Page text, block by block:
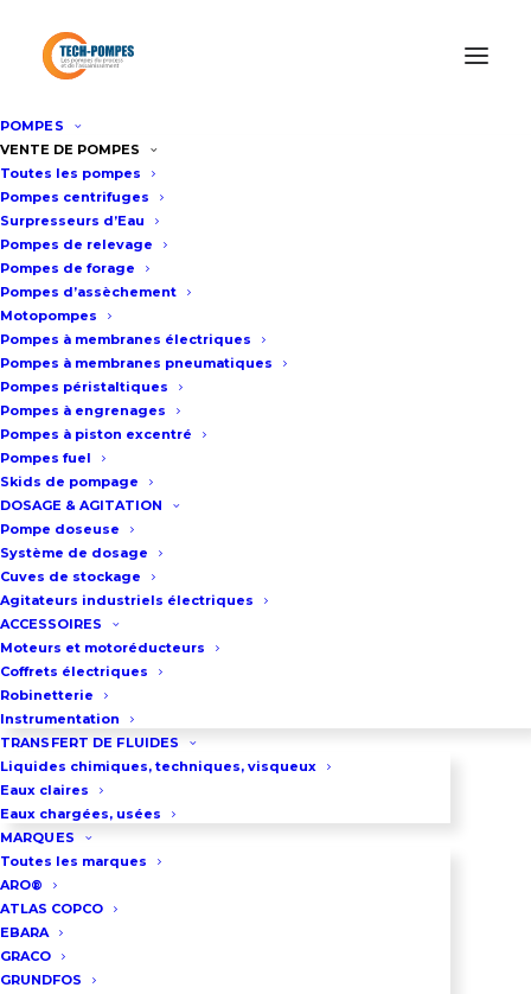
POMPES
VENTE DE POMPES
Toutes les pompes
Pompes centrifuges
Surpresseurs d’Eau
Pompes de relevage
Pompes de forage
Pompes d’assèchement
Motopompes
Pompes à membranes électriques
Pompes à membranes pneumatiques
Pompes péristaltiques
Pompes à engrenages
Pompes à piston excentré
Pompes fuel
Skids de pompage
DOSAGE & AGITATION
Pompe doseuse
Système de dosage
Cuves de stockage
Agitateurs industriels électriques
ACCESSOIRES
Moteurs et motoréducteurs
Coffrets électriques
Robinetterie
Instrumentation
TRANSFERT DE FLUIDES
Liquides chimiques, techniques, visqueux
Eaux claires
Eaux chargées, usées
MARQUES
Toutes les marques
ARO®
ATLAS COPCO
EBARA
GRACO
GRUNDFOS
Accueil
Informations produits
4 Méthodes pour Pomper un Bac de Rétention
4 MÉTHODES POUR
POMPER UN BAC DE
RÉTENTION
C’est quoi un bac de
rétention ?
Les bacs de rétention sont des
dispositifs de sécurité essentiels
dans de nombreux
environnements industriels,
conçus pour contenir les fuites ou
déversements accidentels de